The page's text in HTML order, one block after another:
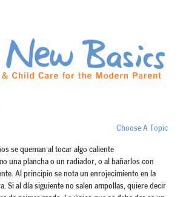
Choose A Topic
se queman al tocar algo caliente
una plancha o un radiador, o al bañarlos con
Al principio se nota un enrojecimiento en la
Si al día siguiente no salen ampollas, quiere decir